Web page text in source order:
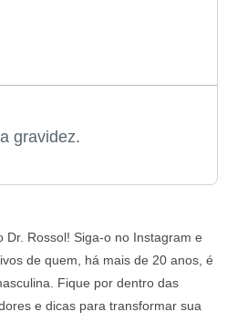
gravidez.
Rossol! Siga-o no Instagram e
de quem, há mais de 20 anos, é
Fique por dentro das
e dicas para transformar sua